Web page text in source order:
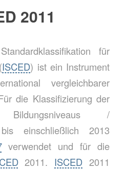
2011
für
ISCED) ist ein Instrument
vergleichbarer
die Klassifizierung der
/
bis einschließlich 2013
verwendet und für die
2011. ISCED 2011